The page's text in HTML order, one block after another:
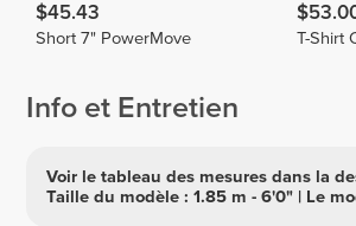
$45.43
Short 7" PowerMove T-Shirt
Info et Entretien
Voir le tableau des mesures dans la
Taille du modèle : 1.85 m - 6'0" | Le